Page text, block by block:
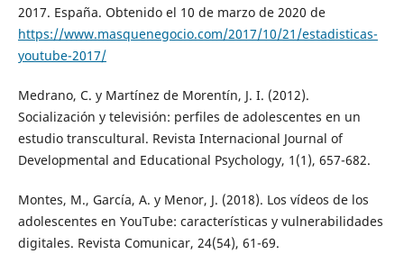
2017. España. Obtenido el 10 de marzo de 2020 de
https://www.masquenegocio.com/2017/10/21/estadisticas-
youtube-2017/
Medrano, C. y Martínez de Morentín, J. I. (2012).
Socialización y televisión: perfiles de adolescentes en un
estudio transcultural. Revista Internacional Journal of
Developmental and Educational Psychology, 1(1), 657-682.
Montes, M., García, A. y Menor, J. (2018). Los vídeos de los
adolescentes en YouTube: características y vulnerabilidades
digitales. Revista Comunicar, 24(54), 61-69.